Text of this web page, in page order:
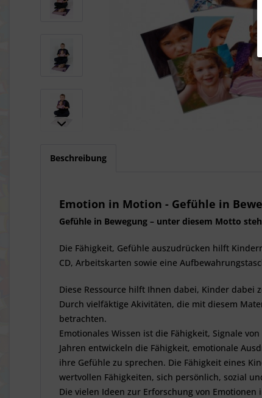
Beschreibung
Emotion in Motion - Gefühle in
Gefühle in Bewegung – unter diesem Motto
Die Fähigkeit, Gefühle auszudrücken hilft
CD, Arbeitskarten sowie eine
Diese Ressource hilft Ihnen dabei, Kinder
Durch vielfäktige Akivitäten, die mit diesem
betrachten.
Emotionales Wissen ist die Fähigkeit, Signale
Jahren entwickeln die Fähigkeit, emotionale
ihre Gefühle zu sprechen. Die Fähigkeit eines
wertvollen Fähigkeiten, sich persönlich, sozial
Die vielen Ideen zur Erforschung von